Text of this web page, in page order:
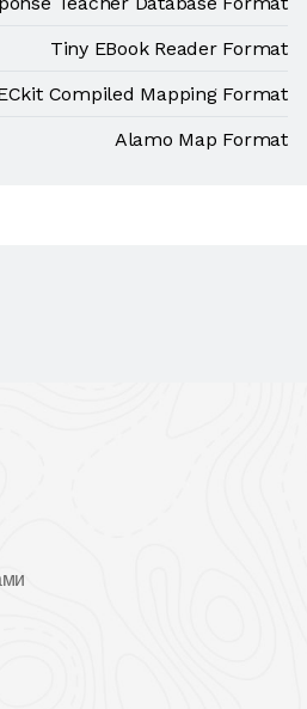
Tiny EBook Reader Format
Compiled Mapping Format
Alamo Map Format